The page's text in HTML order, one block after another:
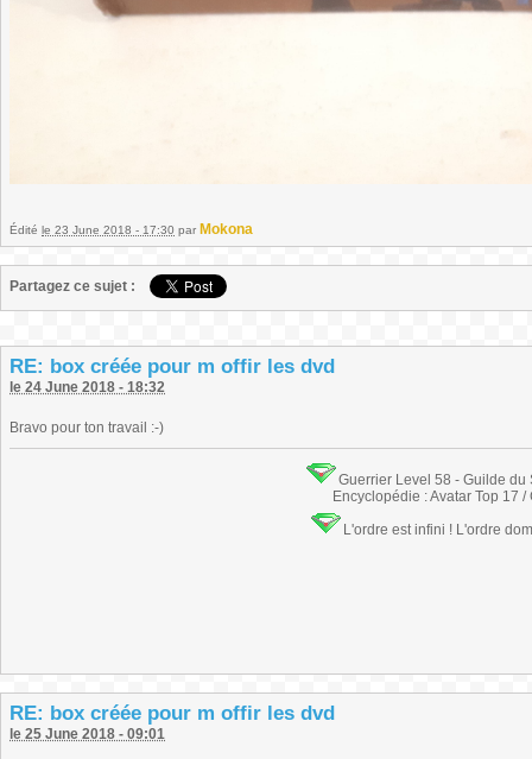
Édité le 23 June 2018 - 17:30 par Mokona
Partagez ce sujet :
RE: box créée pour m offir les dvd
le 24 June 2018 - 18:32
Bravo pour ton travail :-)
Guerrier Level 58 - Guilde
Encyclopédie : Avatar Top 17 /
L'ordre est infini ! L'ordre
RE: box créée pour m offir les dvd
le 25 June 2018 - 09:01